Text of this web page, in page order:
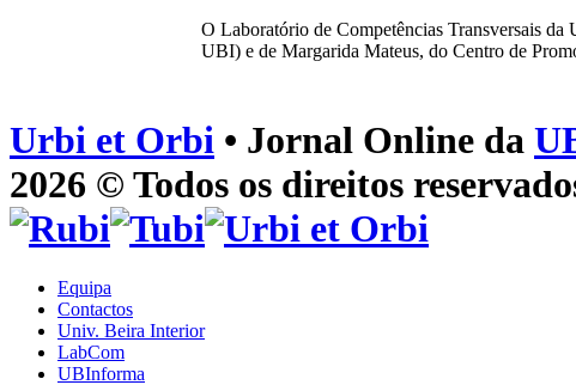
O Laboratório de Competências Transversais
UBI) e de Margarida Mateus, do Centro de
Urbi et Orbi • Jornal Online da
2026 © Todos os direitos
Equipa
Contactos
Univ. Beira Interior
LabCom
UBInforma